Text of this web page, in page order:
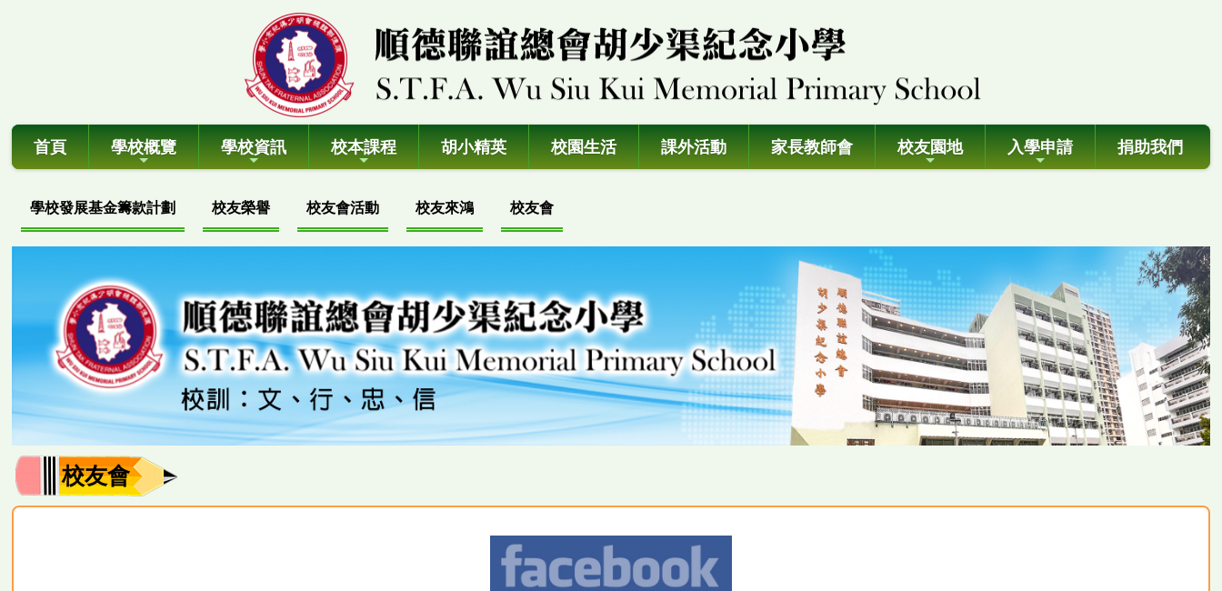
首頁 學校概覽 學校資訊 校本課程 胡小精英 校園生活 課外活動 家長教師會 校友園地 入學申請 捐助我們
學校發展基金籌款計劃 校友榮譽 校友會活動 校友來鴻 校友會
校友會